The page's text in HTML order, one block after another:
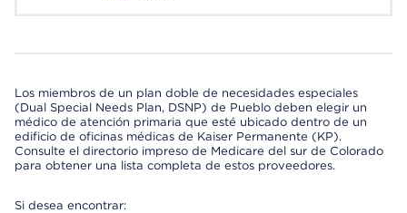
Los miembros de un plan doble de necesidades especiales
(Dual Special Needs Plan, DSNP) de Pueblo deben elegir un
médico de atención primaria que esté ubicado dentro de un
edificio de oficinas médicas de Kaiser Permanente (KP).
Consulte el directorio impreso de Medicare del sur de Colorado
para obtener una lista completa de estos proveedores.
Si desea encontrar: